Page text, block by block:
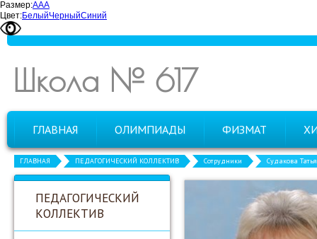
Размер:ААА
Цвет:БелыйЧерныйСиний
Школа № 617
ГЛАВНАЯ ОЛИМПИАДЫ ФИЗМАТ
ГЛАВНАЯ ПЕДАГОГИЧЕСКИЙ КОЛЛЕКТИВ Сотрудники Судакова
ПЕДАГОГИЧЕСКИЙ
КОЛЛЕКТИВ